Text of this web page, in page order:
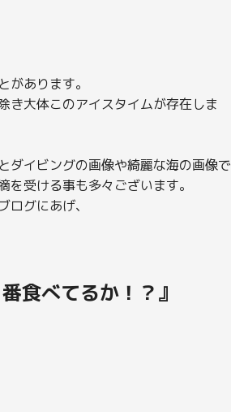
あります。
き大体このアイスタイムが存在しま
ダイビングの画像や綺麗な海の画像で
受ける事も多々ございます。
グにあげ、
食べてるか！？』